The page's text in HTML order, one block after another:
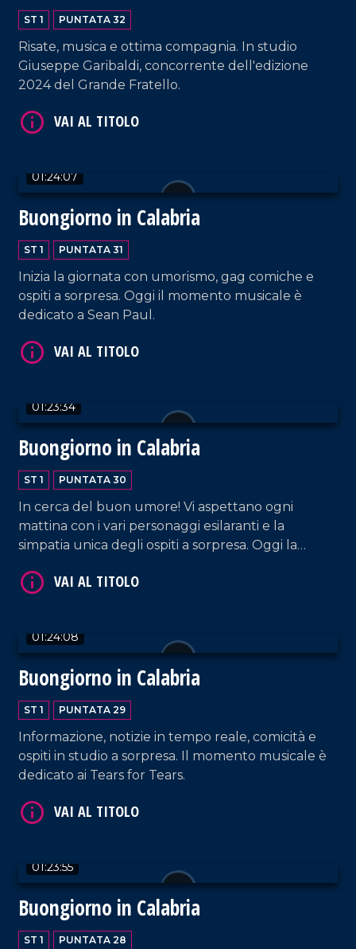
ST 1 PUNTATA 32
Risate, musica e ottima compagnia. In studio
Giuseppe Garibaldi, concorrente dell'edizione
2024 del Grande Fratello.
01:24:07
Buongiorno in Calabria
ST 1 PUNTATA 31
Inizia la giornata con umorismo, gag comiche e
ospiti a sorpresa. Oggi il momento musicale è
dedicato a Sean Paul.
01:23:34
Buongiorno in Calabria
ST 1 PUNTATA 30
In cerca del buon umore! Vi aspettano ogni
mattina con i vari personaggi esilaranti e la
simpatia unica degli ospiti a sorpresa. Oggi la
Momento musicale dedicato a Louis Armstrong.
01:24:08
Buongiorno in Calabria
ST 1 PUNTATA 29
Informazione, notizie in tempo reale, comicità e
ospiti in studio a sorpresa. Il momento musicale è
dedicato ai Tears for Tears.
VAI AL TITOLO
01:23:55
Buongiorno in Calabria
ST 1 PUNTATA 28
VAI AL TITOLO
VAI AL TITOLO
VAI AL TITOLO